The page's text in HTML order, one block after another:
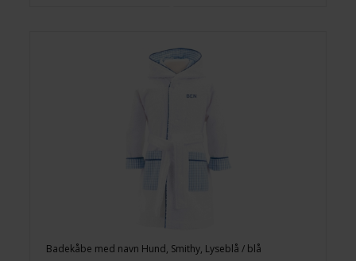
Badekåbe med navn Hund, Smithy, Lyseblå / blå